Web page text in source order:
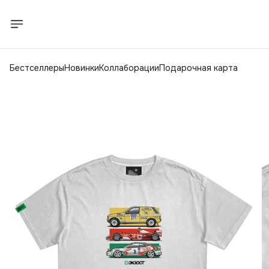
БестселлерыНовинкиКоллаборацииПодарочная карта